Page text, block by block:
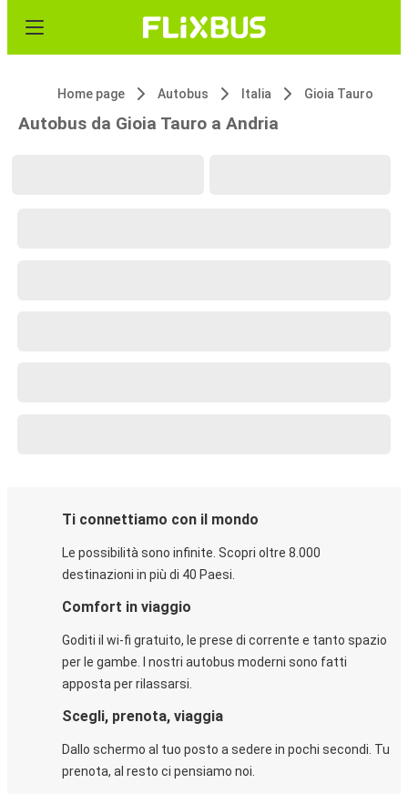
Home page Autobus Italia Gioia Tauro
Autobus da Gioia Tauro a Andria
Ti connettiamo con il mondo
Le possibilità sono infinite. Scopri oltre 8.000
destinazioni in più di 40 Paesi.
Comfort in viaggio
Goditi il wi-fi gratuito, le prese di corrente e tanto spazio
per le gambe. I nostri autobus moderni sono fatti
apposta per rilassarsi.
Scegli, prenota, viaggia
Dallo schermo al tuo posto a sedere in pochi secondi. Tu
prenota, al resto ci pensiamo noi.